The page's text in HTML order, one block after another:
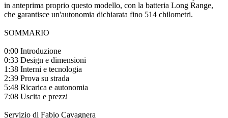
in anteprima proprio questo modello, con la batteria Long Range,
che garantisce un'autonomia dichiarata fino 514 chilometri.
SOMMARIO
0:00 Introduzione
0:33 Design e dimensioni
1:38 Interni e tecnologia
2:39 Prova su strada
5:48 Ricarica e autonomia
7:08 Uscita e prezzi
Servizio di Fabio Cavagnera